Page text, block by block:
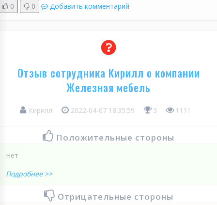
0 0 Добавить комментарий
Отзыв сотрудника Кирилл о компании
Железная мебель
Кирилл 2022-04-07 18:35:59 3 1111
Положительные стороны
Нет
Подробнее >>
Отрицательные стороны